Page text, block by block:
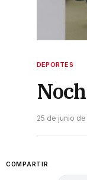
DEPORTES
25 de junio
COMPARTIR